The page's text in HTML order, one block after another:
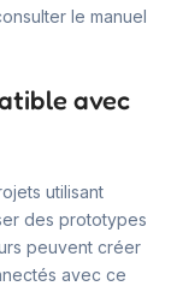
le manuel
avec
utilisant
des prototypes
peuvent créer
avec ce